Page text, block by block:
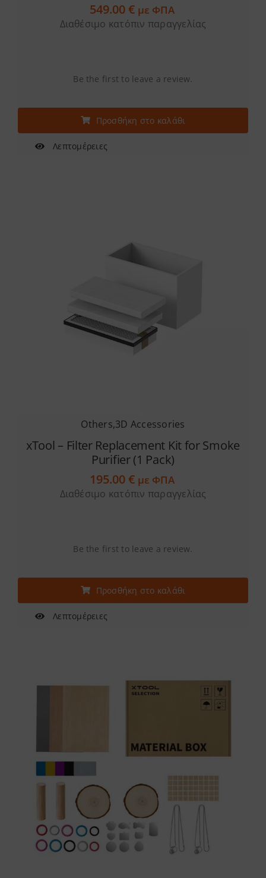
549.00€ με ΦΠΑ
Διαθέσιμο κατόπιν παραγγελίας
Be the first to leave a review.
Προσθήκη στο καλάθι
Λεπτομέρειες
Others,3D Accessories
xTool – Filter Replacement Kit for Smoke
Purifier (1 Pack)
195.00€ με ΦΠΑ
Διαθέσιμο κατόπιν παραγγελίας
Be the first to leave a review.
Προσθήκη στο καλάθι
Λεπτομέρειες